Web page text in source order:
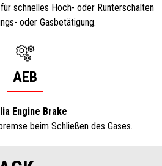
schnelles Hoch- oder Runterschalten
oder Gasbetätigung.
AEB
Engine Brake
beim Schließen des Gases.